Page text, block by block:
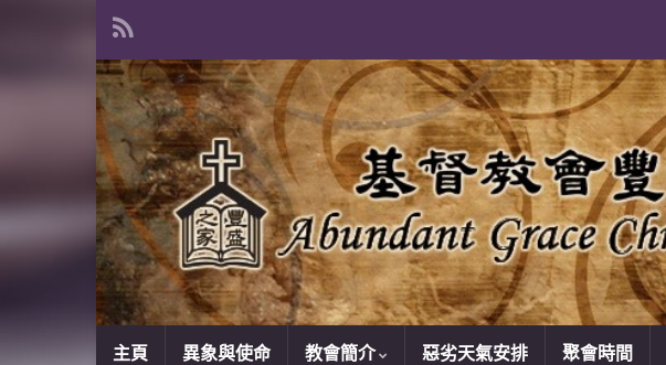
主頁 異象與使命 教會簡介 惡劣天氣安排 聚會時間